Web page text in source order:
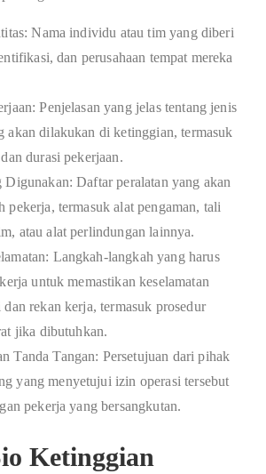
Nama individu atau tim yang diberi
dan perusahaan tempat mereka
Penjelasan yang jelas tentang jenis
akan dilakukan di ketinggian, termasuk
durasi pekerjaan.
Digunakan: Daftar peralatan yang akan
pekerja, termasuk alat pengaman, tali
atau alat perlindungan lainnya.
Langkah-langkah yang harus
untuk memastikan keselamatan
dan rekan kerja, termasuk prosedur
jika dibutuhkan.
Tanda Tangan: Persetujuan dari pihak
yang menyetujui izin operasi tersebut
pekerja yang bersangkutan.
Ketinggian